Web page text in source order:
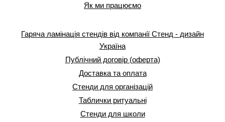
Як ми працюємо
Гаряча ламінація стендів від компанії Стенд - дизайн
Україна
Публічний договір (оферта)
Доставка та оплата
Стенди для організацій
Таблички ритуальні
Стенди для школи